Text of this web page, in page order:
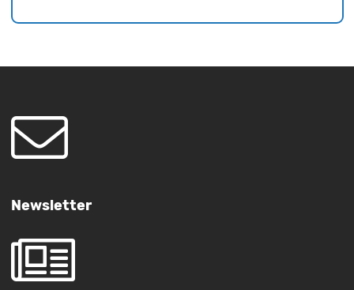
Newsletter